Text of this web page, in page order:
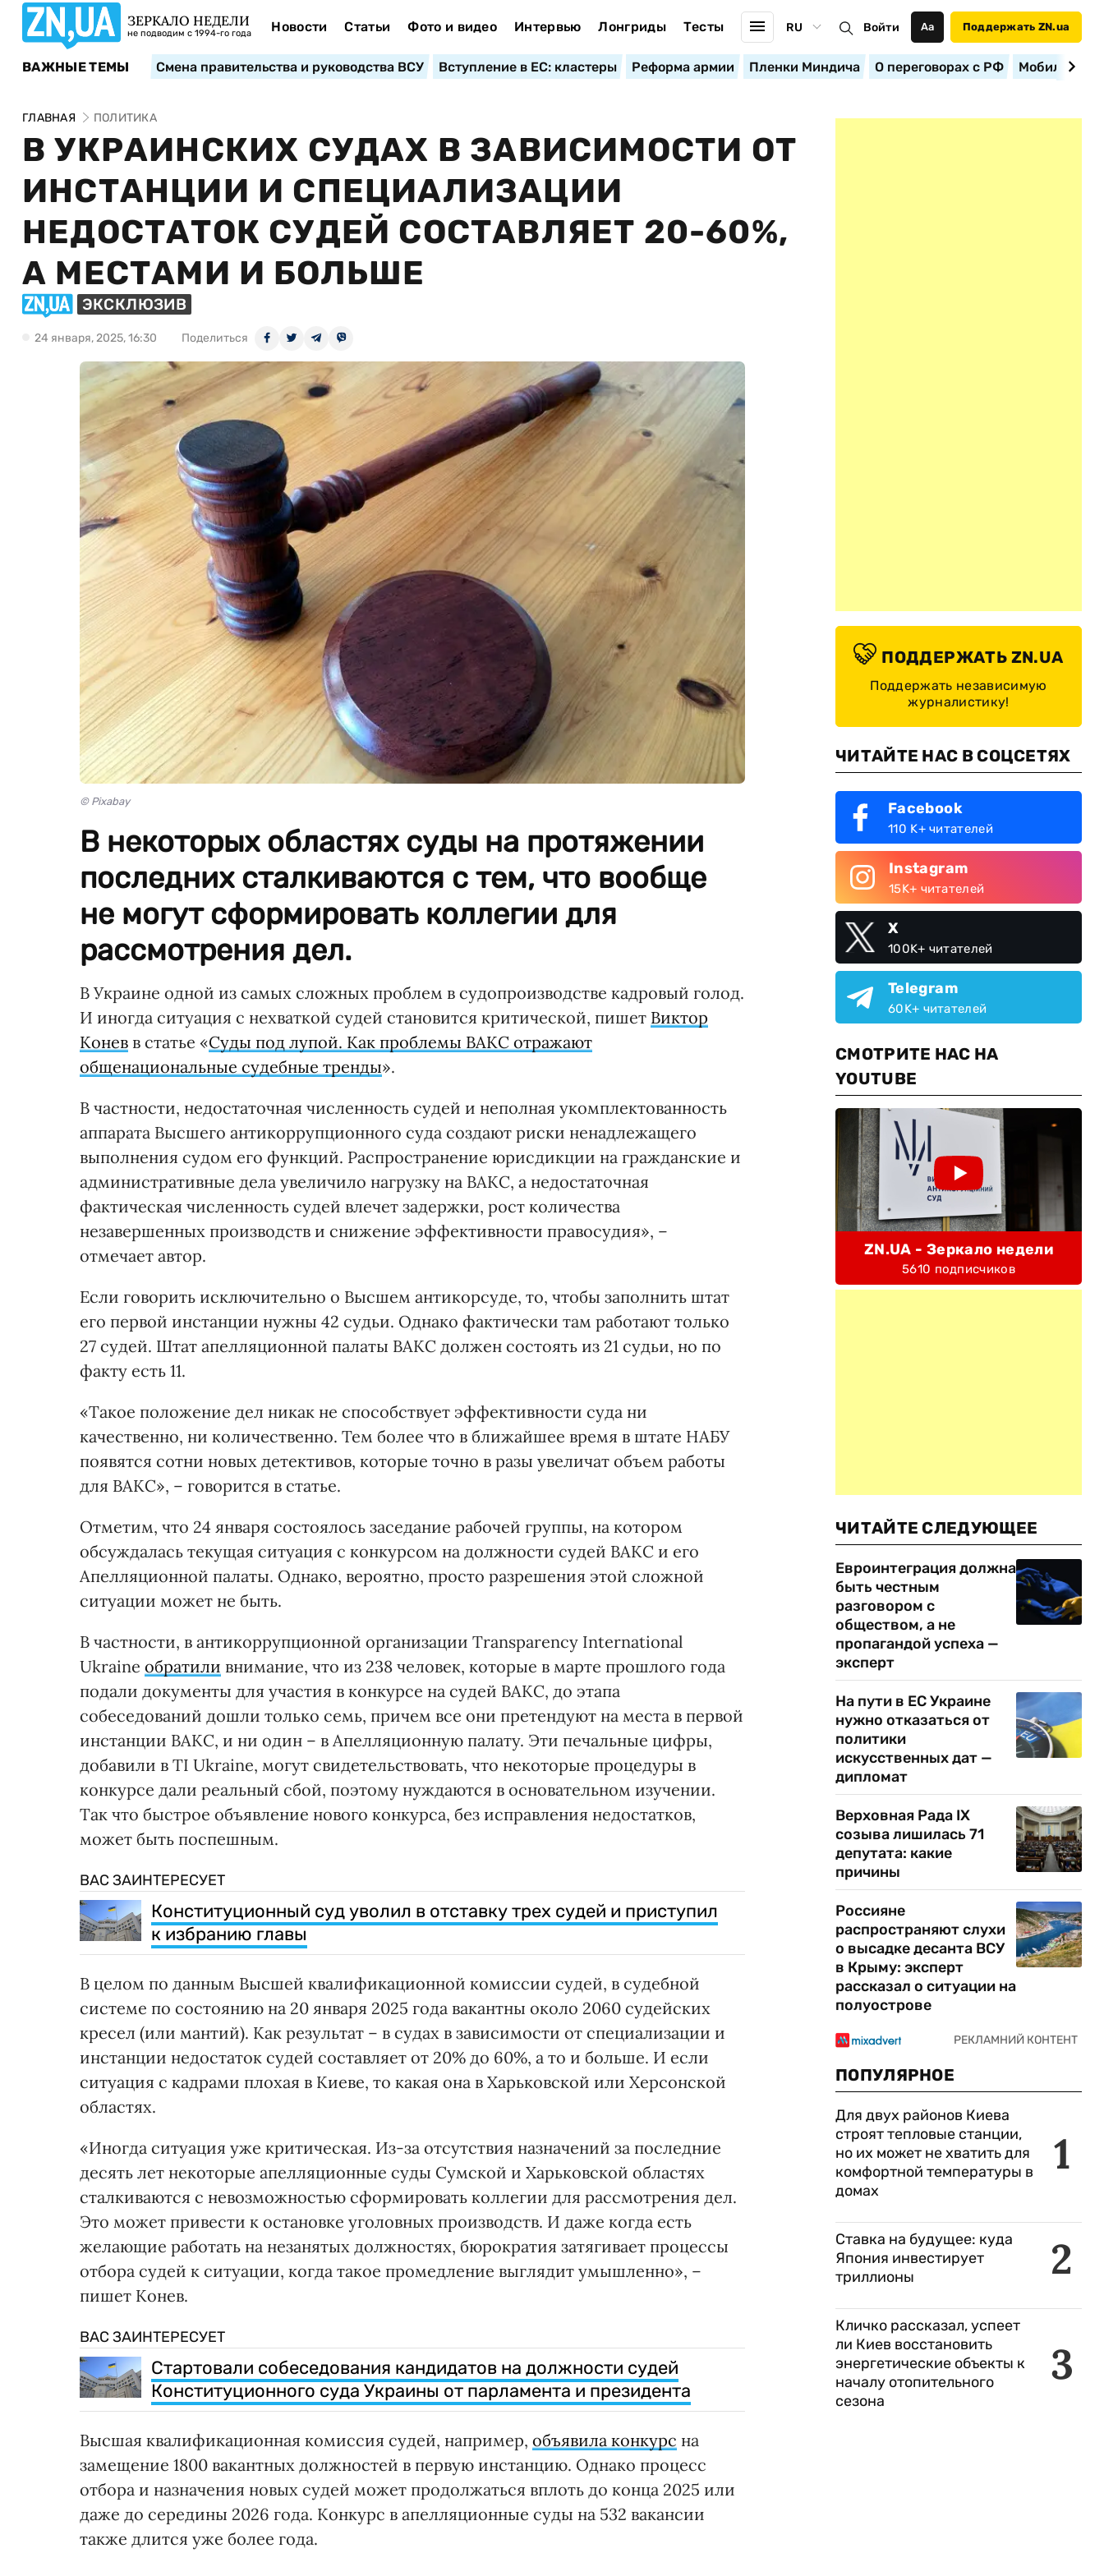
ЗЕРКАЛО НЕДЕЛИ
не подводим с 1994-го года Новости Статьи Фото и видео Интервью Лонгриды Тесты RU Войти Аа Поддержать ZN.ua
ВАЖНЫЕ ТЕМЫ Смена правительства и руководства ВСУ Вступление в ЕС: кластеры Реформа армии Пленки Миндича О переговорах с РФ
ГЛАВНАЯ ПОЛИТИКА
В УКРАИНСКИХ СУДАХ В ЗАВИСИМОСТИ ОТ
ИНСТАНЦИИ И СПЕЦИАЛИЗАЦИИ
НЕДОСТАТОК СУДЕЙ СОСТАВЛЯЕТ 20-60%,
А МЕСТАМИ И БОЛЬШЕ
ЭКСКЛЮЗИВ
24 января, 2025, 16:30 Поделиться
© Pixabay
В некоторых областях суды на протяжении
последних сталкиваются с тем, что вообще
не могут сформировать коллегии для
рассмотрения дел.
В Украине одной из самых сложных проблем в судопроизводстве кадровый голод.
И иногда ситуация с нехваткой судей становится критической, пишет Виктор
Конев в статье «Суды под лупой. Как проблемы ВАКС отражают
общенациональные судебные тренды».
В частности, недостаточная численность судей и неполная укомплектованность
аппарата Высшего антикоррупционного суда создают риски ненадлежащего
выполнения судом его функций. Распространение юрисдикции на гражданские и
административные дела увеличило нагрузку на ВАКС, а недостаточная
фактическая численность судей влечет задержки, рост количества
незавершенных производств и снижение эффективности правосудия», –
отмечает автор.
Если говорить исключительно о Высшем антикорсуде, то, чтобы заполнить штат
его первой инстанции нужны 42 судьи. Однако фактически там работают только
27 судей. Штат апелляционной палаты ВАКС должен состоять из 21 судьи, но по
факту есть 11.
«Такое положение дел никак не способствует эффективности суда ни
качественно, ни количественно. Тем более что в ближайшее время в штате НАБУ
появятся сотни новых детективов, которые точно в разы увеличат объем работы
для ВАКС», – говорится в статье.
Отметим, что 24 января состоялось заседание рабочей группы, на котором
обсуждалась текущая ситуация с конкурсом на должности судей ВАКС и его
Апелляционной палаты. Однако, вероятно, просто разрешения этой сложной
ситуации может не быть.
В частности, в антикоррупционной организации Transparency International
Ukraine обратили внимание, что из 238 человек, которые в марте прошлого года
подали документы для участия в конкурсе на судей ВАКС, до этапа
собеседований дошли только семь, причем все они претендуют на места в первой
инстанции ВАКС, и ни один – в Апелляционную палату. Эти печальные цифры,
добавили в TI Ukraine, могут свидетельствовать, что некоторые процедуры в
конкурсе дали реальный сбой, поэтому нуждаются в основательном изучении.
Так что быстрое объявление нового конкурса, без исправления недостатков,
может быть поспешным.
ВАС ЗАИНТЕРЕСУЕТ
Конституционный суд уволил в отставку трех судей и приступил
к избранию главы
В целом по данным Высшей квалификационной комиссии судей, в судебной
системе по состоянию на 20 января 2025 года вакантны около 2060 судейских
кресел (или мантий). Как результат – в судах в зависимости от специализации и
инстанции недостаток судей составляет от 20% до 60%, а то и больше. И если
ситуация с кадрами плохая в Киеве, то какая она в Харьковской или Херсонской
областях.
«Иногда ситуация уже критическая. Из-за отсутствия назначений за последние
десять лет некоторые апелляционные суды Сумской и Харьковской областях
сталкиваются с невозможностью сформировать коллегии для рассмотрения дел.
Это может привести к остановке уголовных производств. И даже когда есть
желающие работать на незанятых должностях, бюрократия затягивает процессы
отбора судей к ситуации, когда такое промедление выглядит умышленно», –
пишет Конев.
ВАС ЗАИНТЕРЕСУЕТ
Стартовали собеседования кандидатов на должности судей
Конституционного суда Украины от парламента и президента
Высшая квалификационная комиссия судей, например, объявила конкурс на
замещение 1800 вакантных должностей в первую инстанцию. Однако процесс
отбора и назначения новых судей может продолжаться вплоть до конца 2025 или
даже до середины 2026 года. Конкурс в апелляционные суды на 532 вакансии
также длится уже более года.
ПОДДЕРЖАТЬ ZN.UA
Поддержать независимую
журналистику!
ЧИТАЙТЕ НАС В СОЦСЕТЯХ
Facebook
110 K+ читателей
Instagram
15K+ читателей
X
100K+ читателей
Telegram
60K+ читателей
СМОТРИТЕ НАС НА
YOUTUBE
ZN.UA - Зеркало недели
5610 подписчиков
ЧИТАЙТЕ СЛЕДУЮЩЕЕ
Евроинтеграция должна
быть честным
разговором с
обществом, а не
пропагандой успеха —
эксперт
На пути в ЕС Украине
нужно отказаться от
политики
искусственных дат —
дипломат
Верховная Рада IX
созыва лишилась 71
депутата: какие
причины
Россияне
распространяют слухи
о высадке десанта ВСУ
в Крыму: эксперт
рассказал о ситуации на
полуострове
ПОПУЛЯРНОЕ
1
Для двух районов Киева
строят тепловые станции,
но их может не хватить для
комфортной температуры в
домах
2
Ставка на будущее: куда
Япония инвестирует
триллионы
3
Кличко рассказал, успеет
ли Киев восстановить
энергетические объекты к
началу отопительного
сезона